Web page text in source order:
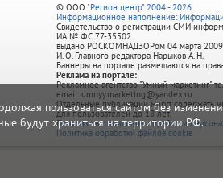
пользоваться сайтом без
будут храниться на территории РФ.
© ООО "Регион центр" 2004 - 2026
Информационное наполнение:
Свидетельство о регистрации СМИ
ИА № ФС 77‑35502
выдано РОСКОМНАДЗОРом 04 марта
И. О. Главного редактора Нарыков А. Н.
Баннеры на портале размещаются на
Реклама на портале:
Рекламное агентство "Умный маркетинг"
email: umnyy.marketing@yandex.ru
Отдельные публикации могут содержать
для пользователей до 18 лет.
Политика в отношении обработки
Политика обработки файлов cookie